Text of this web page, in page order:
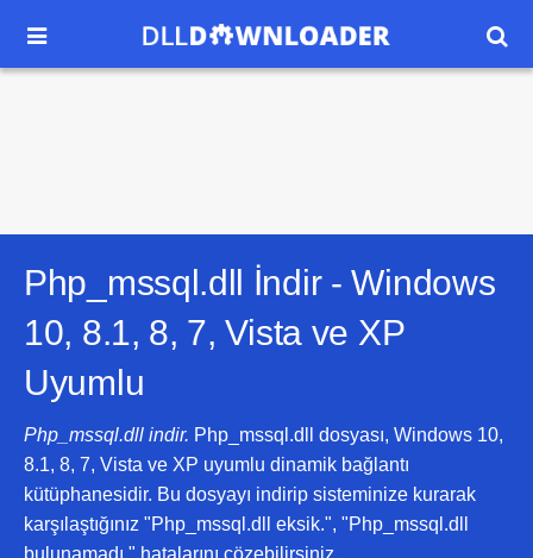
 
Php_mssql.dll İndir -Windows
10, 8.1, 8, 7, Vista ve XP
Uyumlu
Php_mssql.dll indir. Php_mssql.dll dosyası, Windows 10,
8.1, 8, 7, Vista ve XP uyumlu dinamik bağlantı
kütüphanesidir. Bu dosyayı indirip sisteminize kurarak
karşılaştığınız "Php_mssql.dll eksik.", "Php_mssql.dll
bulunamadı." hatalarını çözebilirsiniz.